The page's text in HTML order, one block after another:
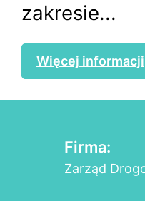
zakresie...
Więcej informacji
Firma:
Zarząd